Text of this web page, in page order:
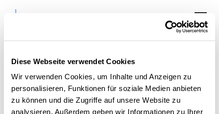
Diese Webseite verwendet Cookies
Wir verwenden Cookies, um Inhalte und Anzeigen zu
personalisieren, Funktionen für soziale Medien anbieten
zu können und die Zugriffe auf unsere Website zu
analysieren. Außerdem geben wir Informationen zu Ihrer
Rheinland-Pitch